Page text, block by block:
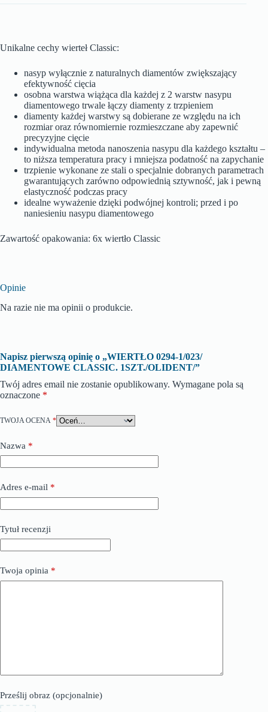
Unikalne cechy wierteł Classic:
nasyp wyłącznie z naturalnych diamentów zwiększający
efektywność cięcia
osobna warstwa wiążąca dla każdej z 2 warstw nasypu
diamentowego trwale łączy diamenty z trzpieniem
diamenty każdej warstwy są dobierane ze względu na ich
rozmiar oraz równomiernie rozmieszczane aby zapewnić
precyzyjne cięcie
indywidualna metoda nanoszenia nasypu dla każdego kształtu –
to niższa temperatura pracy i mniejsza podatność na zapychanie
trzpienie wykonane ze stali o specjalnie dobranych parametrach
gwarantujących zarówno odpowiednią sztywność, jak i pewną
elastyczność podczas pracy
idealne wyważenie dzięki podwójnej kontroli; przed i po
naniesieniu nasypu diamentowego
Zawartość opakowania: 6x wiertło Classic
Opinie
Na razie nie ma opinii o produkcie.
Napisz pierwszą opinię o „WIERTŁO 0294-1/023/
DIAMENTOWE CLASSIC. 1SZT./OLIDENT/”
Twój adres email nie zostanie opublikowany. Wymagane pola są
oznaczone *
TWOJA OCENA *
Nazwa *
Adres e-mail *
Tytuł recenzji
Twoja opinia *
Prześlij obraz (opcjonalnie)